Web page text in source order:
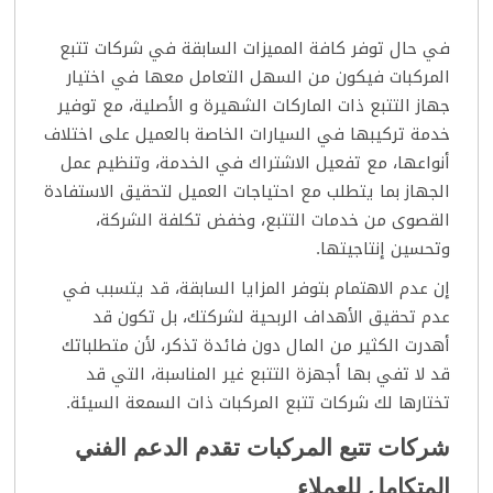
في حال توفر كافة المميزات السابقة في شركات تتبع
المركبات فيكون من السهل التعامل معها في اختيار
جهاز التتبع ذات الماركات الشهيرة و الأصلية، مع توفير
خدمة تركيبها في السيارات الخاصة بالعميل على اختلاف
أنواعها، مع تفعيل الاشتراك في الخدمة، وتنظيم عمل
الجهاز بما يتطلب مع احتياجات العميل لتحقيق الاستفادة
القصوى من خدمات التتبع، وخفض تكلفة الشركة،
وتحسين إنتاجيتها.
إن عدم الاهتمام بتوفر المزايا السابقة، قد يتسبب في
عدم تحقيق الأهداف الربحية لشركتك، بل تكون قد
أهدرت الكثير من المال دون فائدة تذكر، لأن متطلباتك
قد لا تفي بها أجهزة التتبع غير المناسبة، التي قد
تختارها لك شركات تتبع المركبات ذات السمعة السيئة.
شركات تتبع المركبات تقدم الدعم الفني
المتكامل للعملاء